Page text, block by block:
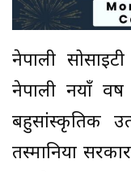
नेपाली
नेपाली नयाँ
बहुसांस्कृतिक
तस्मानिया